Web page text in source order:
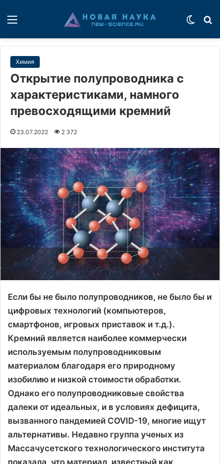
Химия
Открытие полупроводника с
характеристиками, намного
превосходящими кремний
23.07.2022 2 372
Если бы не было полупроводников, не было бы и
цифровых технологий (компьютеров,
смартфонов, игровых приставок и т.д.).
Кремний является наиболее коммерчески
используемым полупроводниковым
материалом благодаря его природному
изобилию и низкой стоимости обработки.
Однако его полупроводниковые свойства
далеки от идеальных, и в условиях дефицита,
вызванного пандемией COVID-19, многие ищут
альтернативы. Недавно группа ученых из
Массачусетского технологического института
показала, что материал, известный как